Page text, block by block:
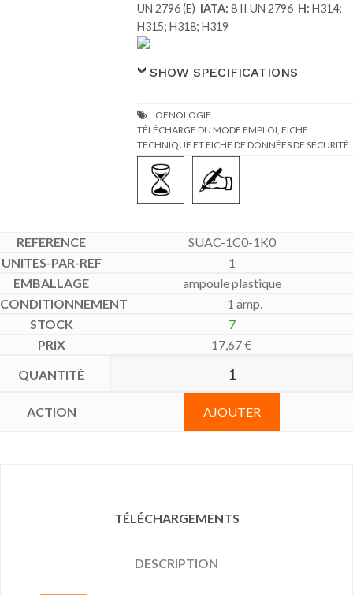
UN 2796 (E) IATA:8 II UN 2796 H:H314;
H315; H318; H319
SHOW SPECIFICATIONS
TÉLÉCHARGE DU MODE EMPLOI, FICHE
TECHNIQUE ET FICHE DE DONNÉES DE SÉCURITÉ
SUAC-1C0-1K0
1
ampoule plastique
1 amp.
7
17,67€
AJOUTER
TÉLÉCHARGEMENTS
DESCRIPTION